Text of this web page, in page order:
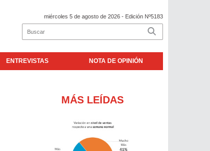
miércoles 5 de agosto de 2026 - Edición Nº5183
ENTREVISTAS NOTA DE OPINIÓN
MÁS LEÍDAS